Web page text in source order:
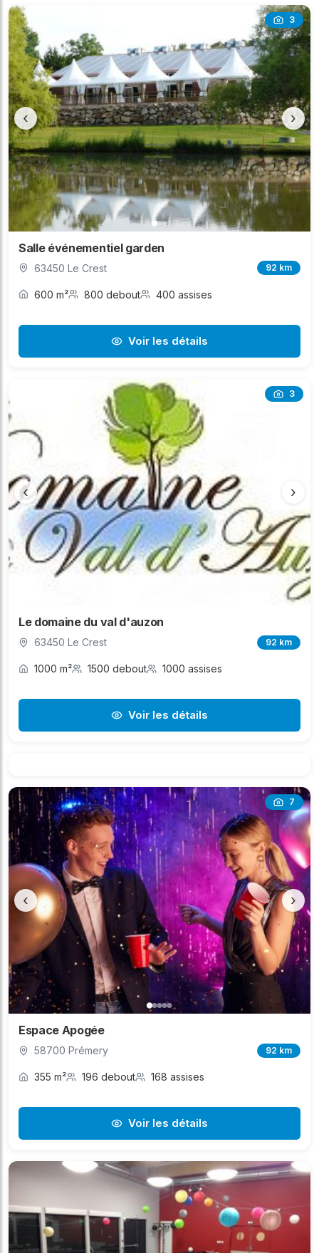
3
‹ ›
Salle événementiel garden
63450 Le Crest 92 km
600 m² 800 debout 400 assises
Voir les détails
3
‹ ›
Le domaine du val d'auzon
63450 Le Crest 92 km
1000 m² 1500 debout 1000 assises
Voir les détails
7
‹ ›
Espace Apogée
58700 Prémery 92 km
355 m² 196 debout 168 assises
Voir les détails